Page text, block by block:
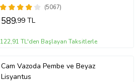
(5067)
589,99 TL
122,91 TL'den Başlayan Taksitlerle
Cam Vazoda Pembe ve Beyaz
Lisyantus